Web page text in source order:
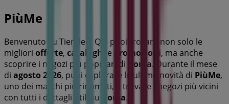
PiùMe
Benvenuto su Tiendeo! Qui puoi trovare non solo le
migliori offerte, cataloghi e promozioni, ma anche
scoprire i negozi più popolari di
Roma. Durante il mese
di agosto 2026, puoi esplorare le ultime novità di PiùMe,
uno dei marchi più rinomati, e trovare i negozi più vicini
con tutti i dettagli utili su
Roma.